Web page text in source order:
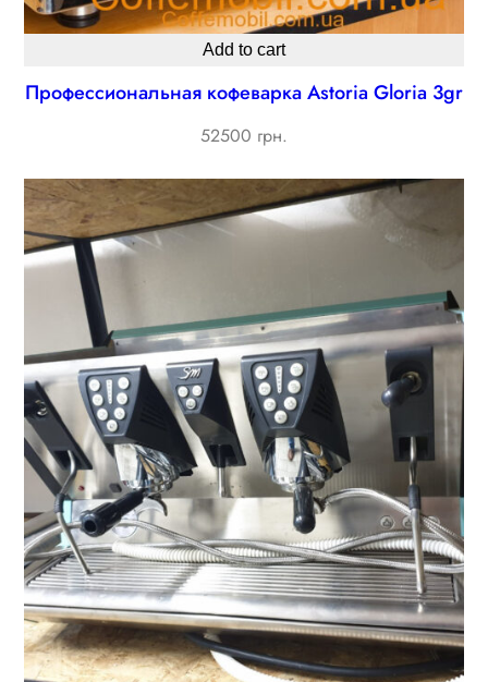
Add to cart
Профессиональная кофеварка Astoria Gloria 3gr
52500 грн.